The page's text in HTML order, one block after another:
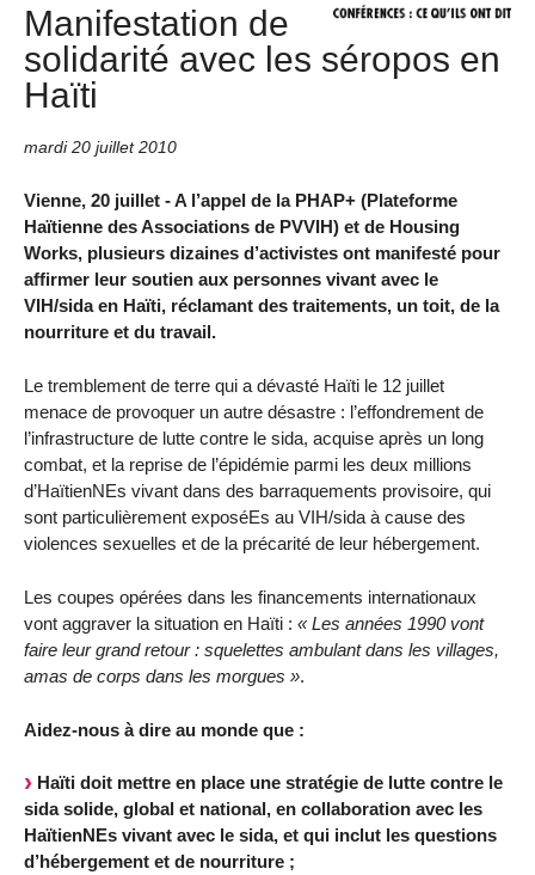
Manifestation de
solidarité avec les séropos en
Haïti
mardi 20 juillet 2010
Vienne, 20 juillet - A l’appel de la PHAP+ (Plateforme
Haïtienne des Associations de PVVIH) et de Housing
Works, plusieurs dizaines d’activistes ont manifesté pour
affirmer leur soutien aux personnes vivant avec le
VIH/sida en Haïti, réclamant des traitements, un toit, de la
nourriture et du travail.
Le tremblement de terre qui a dévasté Haïti le 12 juillet
menace de provoquer un autre désastre : l’effondrement de
l’infrastructure de lutte contre le sida, acquise après un long
combat, et la reprise de l’épidémie parmi les deux millions
d’HaïtienNEs vivant dans des barraquements provisoire, qui
sont particulièrement exposéEs au VIH/sida à cause des
violences sexuelles et de la précarité de leur hébergement.
Les coupes opérées dans les financements internationaux
vont aggraver la situation en Haïti : « Les années 1990 vont
faire leur grand retour : squelettes ambulant dans les villages,
amas de corps dans les morgues ».
Aidez-nous à dire au monde que :
Haïti doit mettre en place une stratégie de lutte contre le
sida solide, global et national, en collaboration avec les
HaïtienNEs vivant avec le sida, et qui inclut les questions
d’hébergement et de nourriture ;